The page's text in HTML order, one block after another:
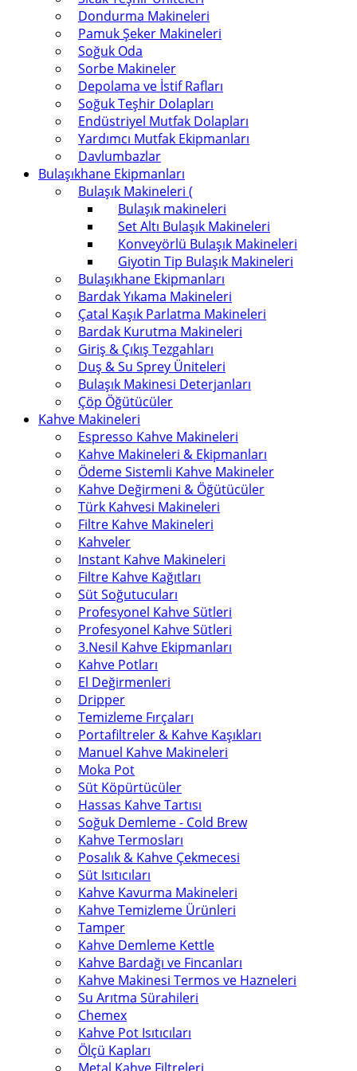
Dondurma Makineleri
Pamuk Şeker Makineleri
Soğuk Oda
Sorbe Makineler
Depolama ve İstif Rafları
Soğuk Teşhir Dolapları
Endüstriyel Mutfak Dolapları
Yardımcı Mutfak Ekipmanları
Davlumbazlar
Bulaşıkhane Ekipmanları
Bulaşık Makineleri (
Bulaşık makineleri
Set Altı Bulaşık Makineleri
Konveyörlü Bulaşık Makineleri
Giyotin Tip Bulaşık Makineleri
Bulaşıkhane Ekipmanları
Bardak Yıkama Makineleri
Çatal Kaşık Parlatma Makineleri
Bardak Kurutma Makineleri
Giriş & Çıkış Tezgahları
Duş & Su Sprey Üniteleri
Bulaşık Makinesi Deterjanları
Çöp Öğütücüler
Kahve Makineleri
Espresso Kahve Makineleri
Kahve Makineleri & Ekipmanları
Ödeme Sistemli Kahve Makineler
Kahve Değirmeni & Öğütücüler
Türk Kahvesi Makineleri
Filtre Kahve Makineleri
Kahveler
Instant Kahve Makineleri
Filtre Kahve Kağıtları
Süt Soğutucuları
Profesyonel Kahve Sütleri
Profesyonel Kahve Sütleri
3.Nesil Kahve Ekipmanları
Kahve Potları
El Değirmenleri
Dripper
Temizleme Fırçaları
Portafiltreler & Kahve Kaşıkları
Manuel Kahve Makineleri
Moka Pot
Süt Köpürtücüler
Hassas Kahve Tartısı
Soğuk Demleme - Cold Brew
Kahve Termosları
Posalık & Kahve Çekmecesi
Süt Isıtıcıları
Kahve Kavurma Makineleri
Kahve Temizleme Ürünleri
Tamper
Kahve Demleme Kettle
Kahve Bardağı ve Fincanları
Kahve Makinesi Termos ve Hazneleri
Su Arıtma Sürahileri
Chemex
Kahve Pot Isıtıcıları
Ölçü Kapları